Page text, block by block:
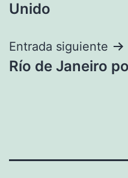
entradas
Unido
Entrada siguiente
Río de Janeiro